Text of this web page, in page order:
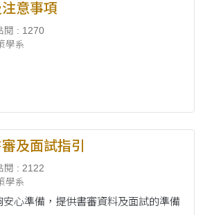
意事項
閱 : 1270
學系
及面試指引
閱 : 2122
學系
心準備，提供書審資料及面試的準備